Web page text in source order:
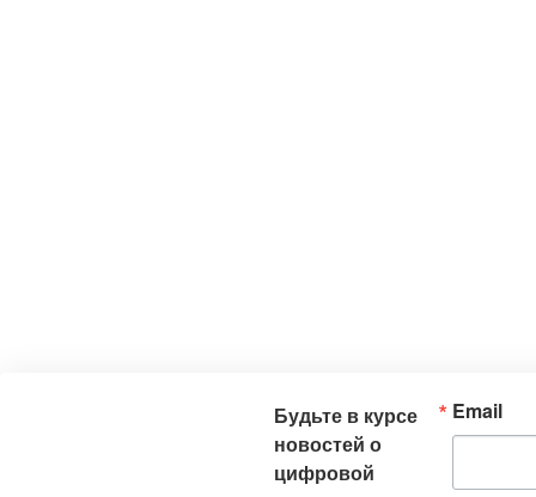
Будьте в курсе
новостей о
цифровой
Email